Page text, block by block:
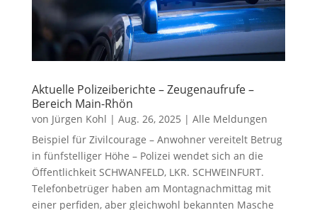
Aktuelle Polizeiberichte – Zeugenaufrufe –
Bereich Main-Rhön
von Jürgen Kohl | Aug. 26, 2025 | Alle Meldungen
Beispiel für Zivilcourage – Anwohner vereitelt Betrug
in fünfstelliger Höhe – Polizei wendet sich an die
Öffentlichkeit SCHWANFELD, LKR. SCHWEINFURT.
Telefonbetrüger haben am Montagnachmittag mit
einer perfiden, aber gleichwohl bekannten Masche